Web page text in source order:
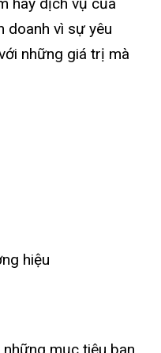
doanh vì sự yêu
những giá trị mà
hiệu